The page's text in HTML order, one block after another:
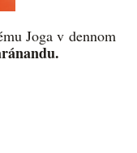
Joga v dennom